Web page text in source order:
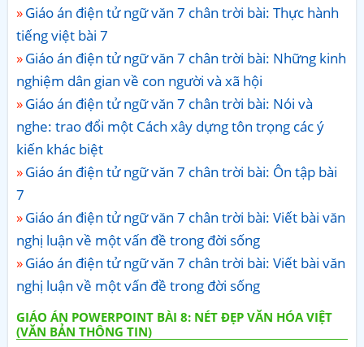
Giáo án điện tử ngữ văn 7 chân trời bài: Thực hành
tiếng việt bài 7
Giáo án điện tử ngữ văn 7 chân trời bài: Những kinh
nghiệm dân gian về con người và xã hội
Giáo án điện tử ngữ văn 7 chân trời bài: Nói và
nghe: trao đổi một Cách xây dựng tôn trọng các ý
kiến khác biệt
Giáo án điện tử ngữ văn 7 chân trời bài: Ôn tập bài
7
Giáo án điện tử ngữ văn 7 chân trời bài: Viết bài văn
nghị luận về một vấn đề trong đời sống
Giáo án điện tử ngữ văn 7 chân trời bài: Viết bài văn
nghị luận về một vấn đề trong đời sống
GIÁO ÁN POWERPOINT BÀI 8: NÉT ĐẸP VĂN HÓA VIỆT
(VĂN BẢN THÔNG TIN)